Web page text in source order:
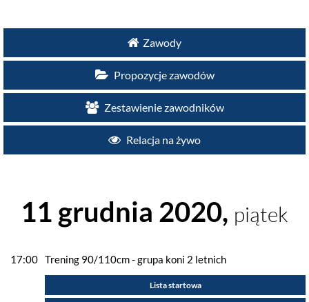
Zawody
Propozycje zawodów
Zestawienie zawodników
Relacja na żywo
11 grudnia 2020, piątek
17:00 Trening 90/110cm - grupa koni 2 letnich
Lista startowa